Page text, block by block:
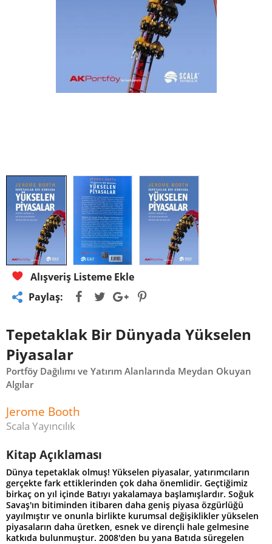
Alışveriş Listeme Ekle
Paylaş:
Tepetaklak Bir Dünyada Yükselen
Piyasalar
Portföy Dağılımı ve Yatırım Alanlarında Meydan Okuyan
Algılar
Jerome Booth
Scala Yayıncılık
Kitap Açıklaması
Dünya tepetaklak olmuş! Yükselen piyasalar, yatırımcıların
gerçekte fark ettiklerinden çok daha önemlidir. Geçtiğimiz
birkaç on yıl içinde Batıyı yakalamaya başlamışlardır. Soğuk
Savaş'ın bitiminden itibaren daha geniş piyasa özgürlüğü
yayılmıştır ve onunla birlikte kurumsal değişiklikler yükselen
piyasaların daha üretken, esnek ve dirençli hale gelmesine
katkıda bulunmuştur. 2008'den bu yana Batıda süregelen